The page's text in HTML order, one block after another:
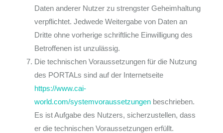
Daten anderer Nutzer zu strengster Geheimhaltung
verpflichtet. Jedwede Weitergabe von Daten an
Dritte ohne vorherige schriftliche Einwilligung des
Betroffenen ist unzulässig.
Die technischen Voraussetzungen für die Nutzung
des PORTALs sind auf der Internetseite
https://www.cai-
world.com/systemvoraussetzungen beschrieben.
Es ist Aufgabe des Nutzers, sicherzustellen, dass
er die technischen Voraussetzungen erfüllt.